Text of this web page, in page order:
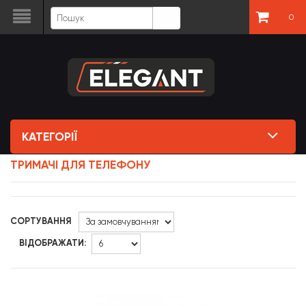
0
КАТЕГОРІЇ
ТРИМАЧІ ДЛЯ ТЕЛЕФОНУ
СОРТУВАННЯ
ВІДОБРАЖАТИ: